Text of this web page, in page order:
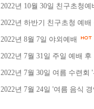
2022년 10월 30일 친구초청
2022년 하반기 친구초청 예
2022년 8월 7일 야외예배
2022년 7월 31일 주일 예배
2022년 7월 30일 여름 수련
2022년 7월 24일 '여름 음식